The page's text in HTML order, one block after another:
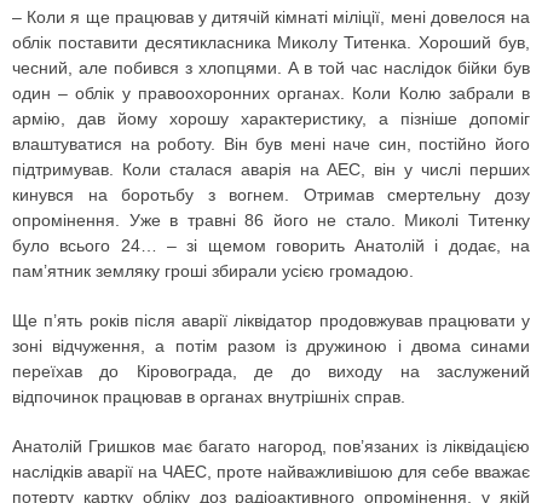
– Коли я ще працював у дитячій кімнаті міліції, мені довелося на
облік поставити десятикласника Миколу Титенка. Хороший був,
чесний, але побився з хлопцями. А в той час наслідок бійки був
один – облік у правоохоронних органах. Коли Колю забрали в
армію, дав йому хорошу характеристику, а пізніше допоміг
влаштуватися на роботу. Він був мені наче син, постійно його
підтримував. Коли сталася аварія на АЕС, він у числі перших
кинувся на боротьбу з вогнем. Отримав смертельну дозу
опромінення. Уже в травні 86 його не стало. Миколі Титенку
було всього 24… – зі щемом говорить Анатолій і додає, на
пам’ятник земляку гроші збирали усією громадою.
Ще п’ять років після аварії ліквідатор продовжував працювати у
зоні відчуження, а потім разом із дружиною і двома синами
переїхав до Кіровограда, де до виходу на заслужений
відпочинок працював в органах внутрішніх справ.
Анатолій Гришков має багато нагород, пов’язаних із ліквідацією
наслідків аварії на ЧАЕС, проте найважливішою для себе вважає
потерту картку обліку доз радіо­активного опромінення, у якій